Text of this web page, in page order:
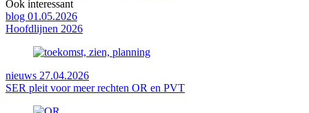
Ook interessant
blog 01.05.2026
Hoofdlijnen 2026
nieuws 27.04.2026
SER pleit voor meer rechten OR en PVT